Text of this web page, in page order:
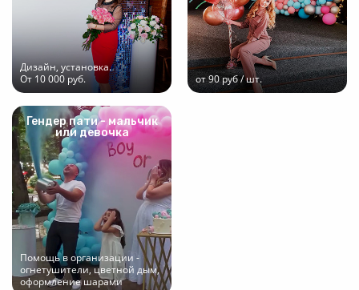
Дизайн, установка.
От 10 000 руб.
от 90 руб / шт.
Гендер пати - мальчик
или девочка
Помощь в организации -
огнетушители, цветной дым,
оформление шарами